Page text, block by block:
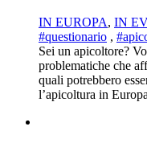
IN EUROPA, IN
#questionario ,
Sei un apicoltore?
problematiche che
quali potrebbero
l’apicoltura in